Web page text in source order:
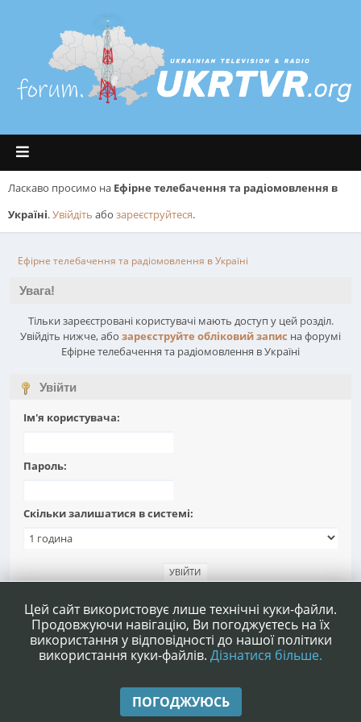
Ласкаво просимо на Ефірне телебачення та радіомовлення в
Україні.Увійдіть або зареєструйтеся.
Ефірне телебачення та радіомовлення в Україні
Увага!
Тільки зареєстровані користувачі мають доступ у цей розділ.
Увійдіть нижче, або зареєструйте обліковий запис на форумі
Ефірне телебачення та радіомовлення в Україні
Увійти
Ім'я користувача:
Пароль:
Скільки залишатися в системі:
Допомога|Умови та правила|Нагору ▲
SMF 2.1.4 © 2023,Simple Machines
Цей сайт використовує лише технічні куки-файли.
Продовжуючи навігацію, Ви погоджуєтесь на їх
використання у відповідності до нашої політики
використання куки-файлів. Дізнатися більше.
ПОГОДЖУЮСЬ